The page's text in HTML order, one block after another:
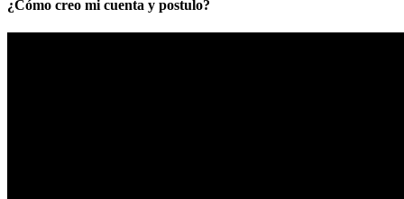
¿Cómo creo mi cuenta y postulo?